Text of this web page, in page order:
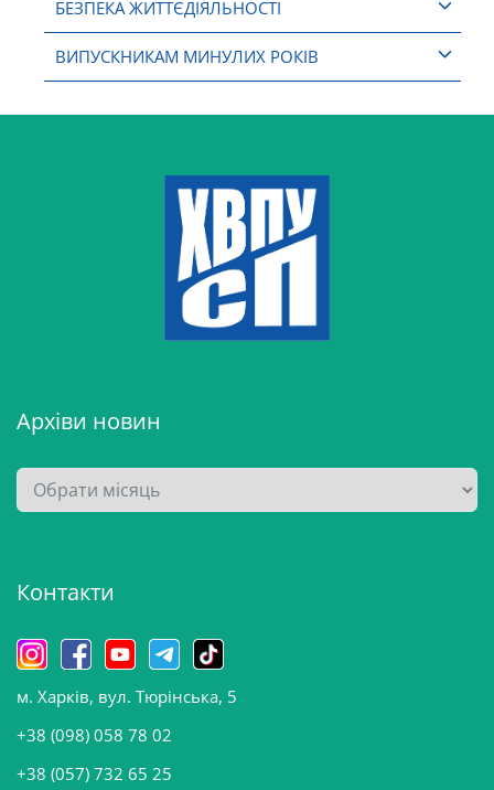
БЕЗПЕКА ЖИТТЄДІЯЛЬНОСТІ
ВИПУСКНИКАМ МИНУЛИХ РОКІВ
Архіви новин
А
р
в
н
о
в
и
Контакти
м. Харків, вул. Тюрінська, 5
+38 (098) 058 78 02
+38 (057) 732 65 25